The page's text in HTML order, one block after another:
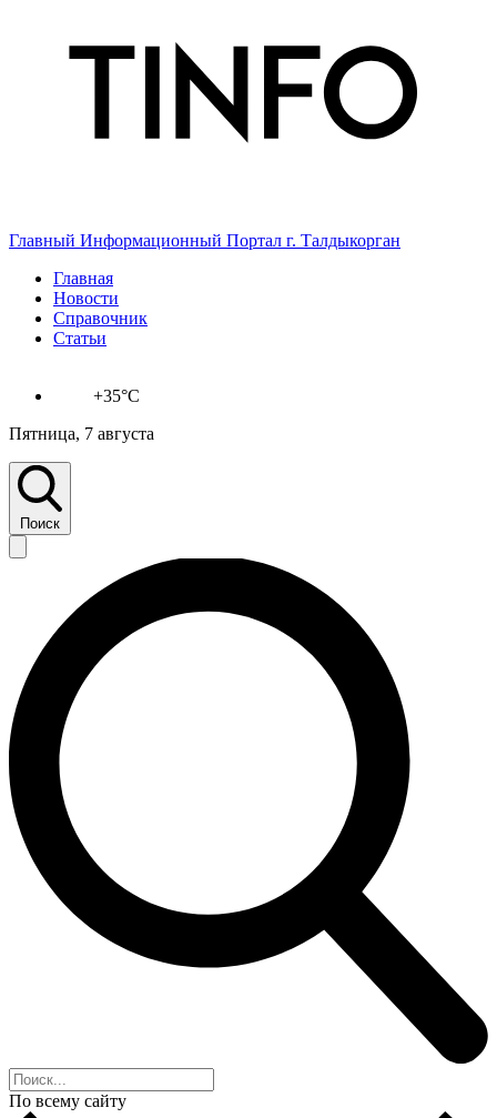
Главный Информационный Портал г. Талдыкорган
Главная
Новости
Справочник
Статьи
+35°C
Пятница, 7 августа
Поиск
По всему сайту